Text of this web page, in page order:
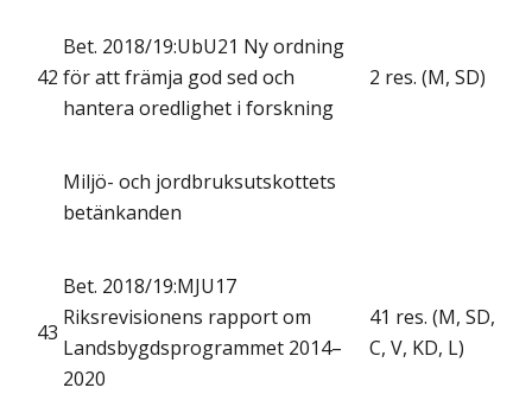
42
Bet. 2018/19:UbU21 Ny ordning
för att främja god sed och
hantera oredlighet i forskning
2 res. (M, SD)
Miljö- och jordbruksutskottets
betänkanden
43
Bet. 2018/19:MJU17
Riksrevisionens rapport om
Landsbygdsprogrammet 2014–
2020
41 res. (M, SD,
C, V, KD, L)